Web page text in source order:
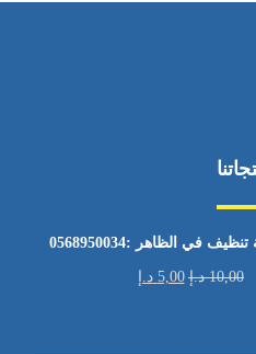
في الظاهر :0568950034
10,00 د.إ 5,00 د.إ